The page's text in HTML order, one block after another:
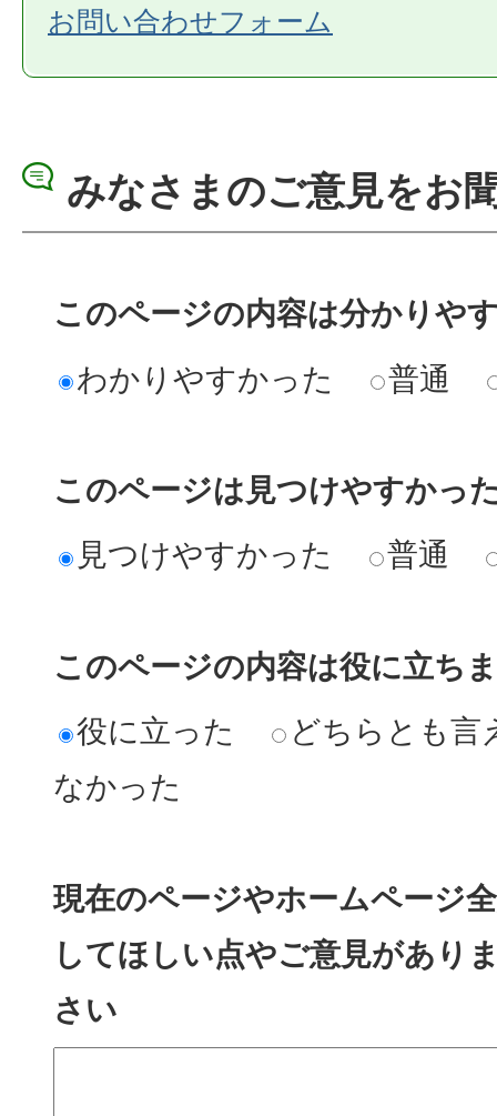
お問い合わせフォーム
みなさまのご意見をお
このページの内容は分かりや
わかりやすかった
普通
このページは見つけやすかっ
見つけやすかった
普通
このページの内容は役に立ち
役に立った
どちらとも言
なかった
現在のページやホームページ
してほしい点やご意見があり
さい